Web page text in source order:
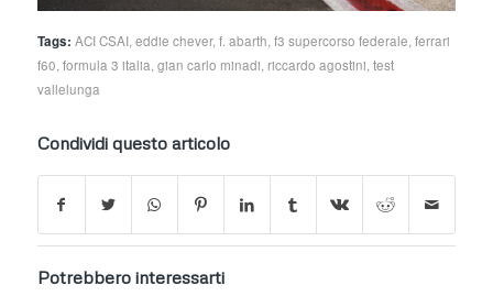
Tags: ACI CSAI, eddie chever, f. abarth f3 supercorso federale ferrari
f60 formula 3 italia gian carlo minadi riccardo agostini test
vallelunga
Condividi questo articolo
Potrebbero interessarti